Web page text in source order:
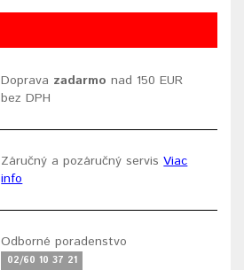
Doprava zadarmo nad 150 EUR
bez DPH
Záručný a pozáručný servisViac
info
Odborné poradenstvo
02/60 10 37 21